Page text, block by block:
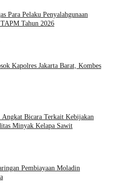
Para Pelaku Penyalahgunaan
TAPM Tahun 2026
Kapolres Jakarta Barat, Kombes
Bicara Terkait Kebijakan
Minyak Kelapa Sawit
Pembiayaan Moladin